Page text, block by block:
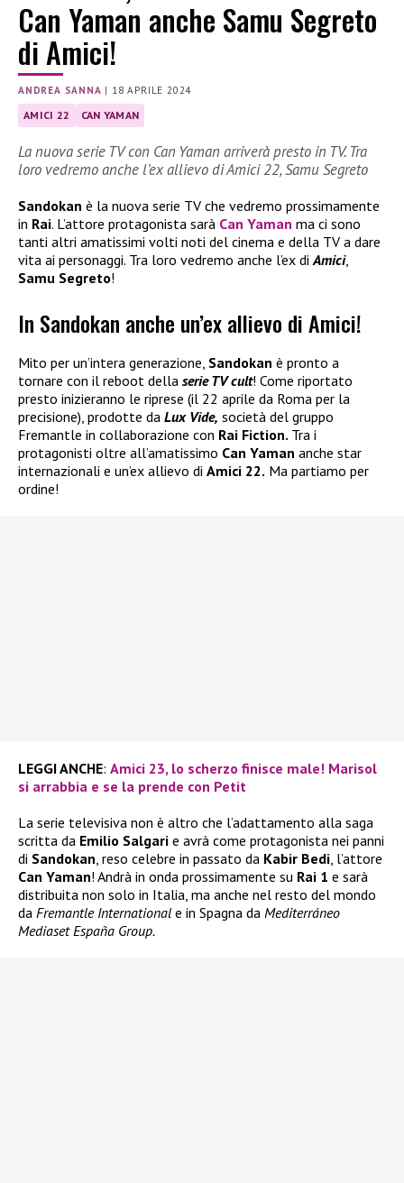
Can Yaman anche Samu Segreto
di Amici!
ANDREA SANNA | 18 APRILE 2024
AMICI 22 CAN YAMAN
La nuova serie TV con Can Yaman arriverà presto in TV. Tra
loro vedremo anche l’ex allievo di Amici 22, Samu Segreto
Sandokan è la nuova serie TV che vedremo prossimamente
in Rai. L’attore protagonista sarà Can Yaman ma ci sono
tanti altri amatissimi volti noti del cinema e della TV a dare
vita ai personaggi. Tra loro vedremo anche l’ex di Amici,
Samu Segreto!
In Sandokan anche un’ex allievo di Amici!
Mito per un’intera generazione, Sandokan è pronto a
tornare con il reboot della serie TV cult! Come riportato
presto inizieranno le riprese (il 22 aprile da Roma per la
precisione), prodotte da Lux Vide, società del gruppo
Fremantle in collaborazione con Rai Fiction. Tra i
protagonisti oltre all’amatissimo Can Yaman anche star
internazionali e un’ex allievo di Amici 22. Ma partiamo per
ordine!
LEGGI ANCHE: Amici 23, lo scherzo finisce male! Marisol
si arrabbia e se la prende con Petit
La serie televisiva non è altro che l’adattamento alla saga
scritta da Emilio Salgari e avrà come protagonista nei panni
di Sandokan, reso celebre in passato da Kabir Bedi, l’attore
Can Yaman! Andrà in onda prossimamente su Rai 1 e sarà
distribuita non solo in Italia, ma anche nel resto del mondo
da Fremantle International e in Spagna da Mediterráneo
Mediaset España Group.